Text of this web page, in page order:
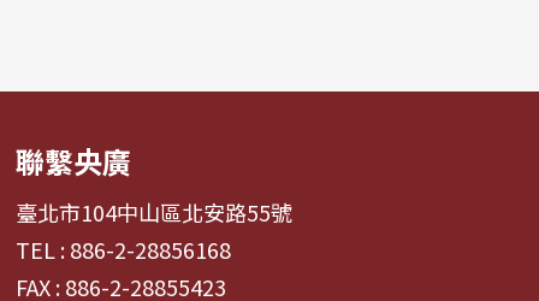
聯繫央廣
臺北市104中山區北安路55號
TEL : 886-2-28856168
FAX : 886-2-28855423